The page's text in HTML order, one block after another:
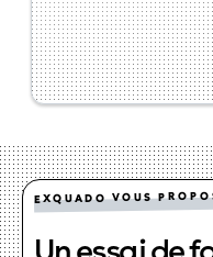
EXQUADO VOUS